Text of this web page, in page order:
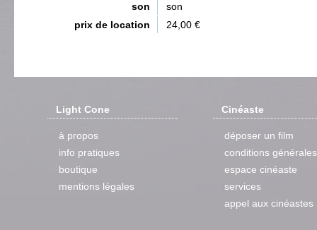
son
son
prix de location
24,00 €
Light Cone
à propos
info pratiques
boutique
mentions légales
Cinéaste
déposer un film
conditions générales
espace cinéaste
services
appel aux cinéastes